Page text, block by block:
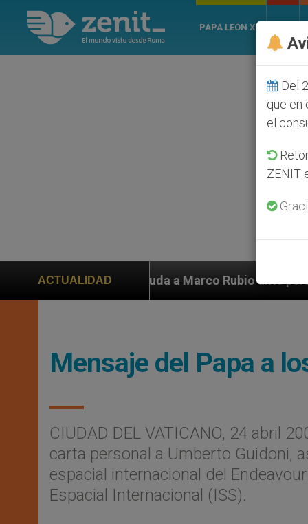
PAPA LEÓN XIV
ACTUALIDAD
ayuda a Marco Rubio ante persecución de colonos
Mensaje del Papa a
CIUDAD DEL VATICANO, 24 abril
carta personal a Umberto Guidoni,
espacial internacional del
Espacial Internacional (ISS).
Del
que en
el
ZENIT